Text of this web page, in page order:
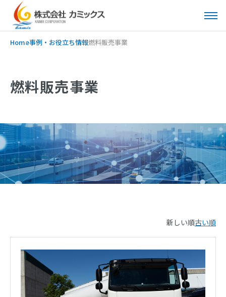
Home事例・お役立ち情報燃料販売事業
燃料販売事業
新しい順古い順